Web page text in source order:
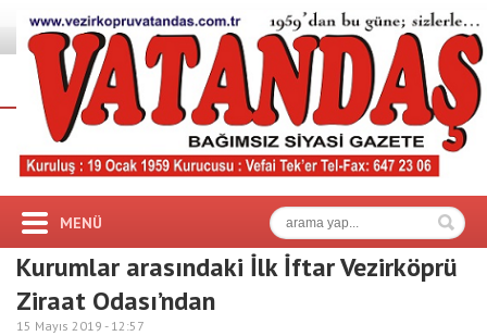
MENÜ
Kurumlar arasındaki İlk İftar Vezirköprü
Ziraat Odası’ndan
15 Mayıs 2019 - 12:57